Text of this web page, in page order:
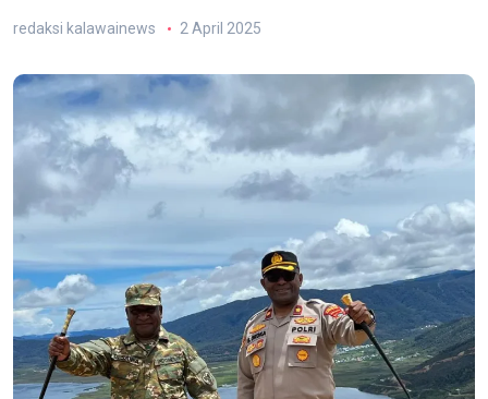
redaksi kalawainews 2 April 2025